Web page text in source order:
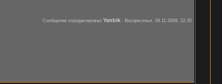
Сообщение отредактировал Yanbik- Воскресенье, 08.11.2009, 22:35